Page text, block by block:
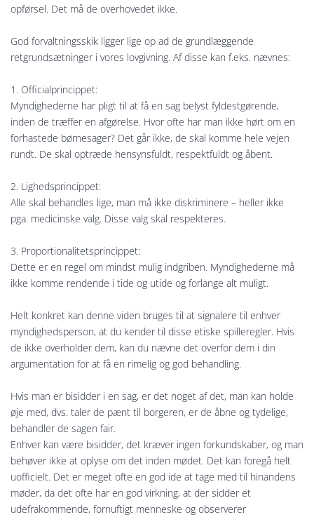
opførsel. Det må de overhovedet ikke.
God forvaltningsskik ligger lige op ad de grundlæggende
retgrundsætninger i vores lovgivning. Af disse kan f.eks. nævnes:
1. Officialprincippet:
Myndighederne har pligt til at få en sag belyst fyldestgørende,
inden de træffer en afgørelse. Hvor ofte har man ikke hørt om en
forhastede børnesager? Det går ikke, de skal komme hele vejen
rundt. De skal optræde hensynsfuldt, respektfuldt og åbent.
2. Lighedsprincippet:
Alle skal behandles lige, man må ikke diskriminere – heller ikke
pga. medicinske valg. Disse valg skal respekteres.
3. Proportionalitetsprincippet:
Dette er en regel om mindst mulig indgriben. Myndighederne må
ikke komme rendende i tide og utide og forlange alt muligt.
Helt konkret kan denne viden bruges til at signalere til enhver
myndighedsperson, at du kender til disse etiske spilleregler. Hvis
de ikke overholder dem, kan du nævne det overfor dem i din
argumentation for at få en rimelig og god behandling.
Hvis man er bisidder i en sag, er det noget af det, man kan holde
øje med, dvs. taler de pænt til borgeren, er de åbne og tydelige,
behandler de sagen fair.
Enhver kan være bisidder, det kræver ingen forkundskaber, og man
behøver ikke at oplyse om det inden mødet. Det kan foregå helt
uofficielt. Det er meget ofte en god ide at tage med til hinandens
møder, da det ofte har en god virkning, at der sidder et
udefrakommende, fornuftigt menneske og observerer